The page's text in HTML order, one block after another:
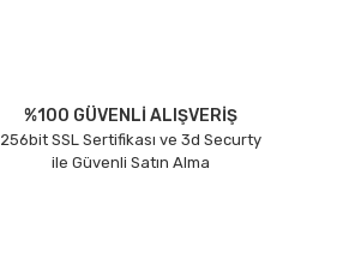
%100 GÜVENLİ ALIŞVERİŞ
256bit SSL Sertifikası ve 3d Securty
ile Güvenli Satın Alma